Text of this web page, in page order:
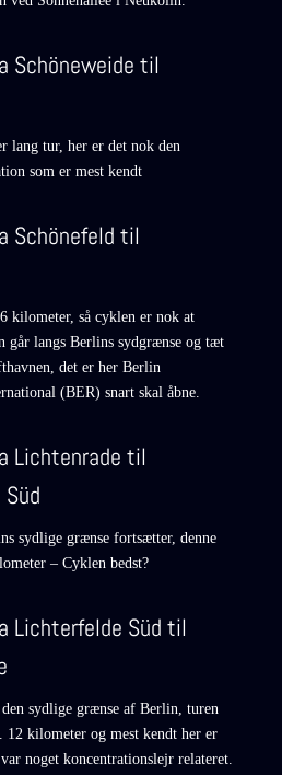
Schöneweide til
lang tur, her er det nok den
som er mest kendt
Schönefeld til
kilometer, så cyklen er nok at
går langs Berlins sydgrænse og tæt
det er her Berlin
(BER) snart skal åbne.
Lichtenrade til
sydlige grænse fortsætter, denne
– Cyklen bedst?
Lichterfelde Süd til
den sydlige grænse af Berlin, turen
12 kilometer og mest kendt her er
noget koncentrationslejr relateret.